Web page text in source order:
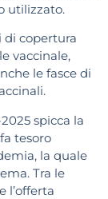
utilizzato.
di copertura
vaccinale,
le fasce di
spicca la
tesoro
la quale
Tra le
l’offerta